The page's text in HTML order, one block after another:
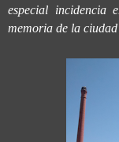
especial incidencia
memoria de la